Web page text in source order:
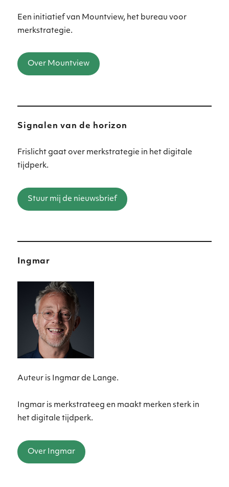
Een initiatief van Mountview, het bureau voor
merkstrategie.
Over Mountview
Signalen van de horizon
Frislicht gaat over merkstrategie in het digitale
tijdperk.
Stuur mij de nieuwsbrief
Ingmar
Auteur is Ingmar de Lange.
Ingmar is merkstrateeg en maakt merken sterk in
het digitale tijdperk.
Over Ingmar